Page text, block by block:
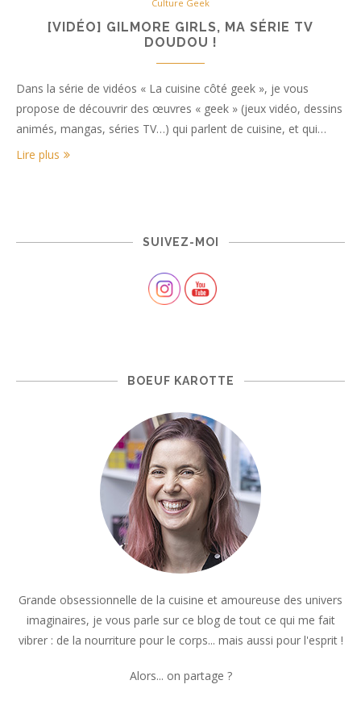
Culture Geek
[VIDÉO] GILMORE GIRLS, MA SÉRIE TV
DOUDOU !
Dans la série de vidéos « La cuisine côté geek », je vous
propose de découvrir des œuvres « geek » (jeux vidéo, dessins
animés, mangas, séries TV…) qui parlent de cuisine, et qui…
Lire plus
SUIVEZ-MOI
BOEUF KAROTTE
Grande obsessionnelle de la cuisine et amoureuse des univers
imaginaires, je vous parle sur ce blog de tout ce qui me fait
vibrer : de la nourriture pour le corps... mais aussi pour l'esprit !
Alors... on partage ?